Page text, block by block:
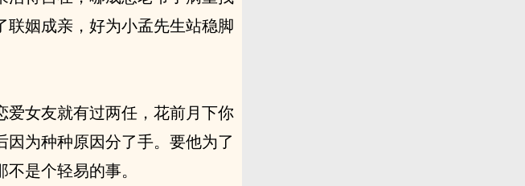
姻成亲，好为小孟先生站稳脚
爱女友就有过两任，花前月下你
为种种原因分了手。要他为了
是个轻易的事。